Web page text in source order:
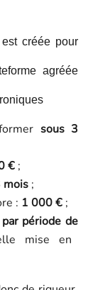
créée pour
agréée
sous 3
€ ;
mois;
: 1 000 €;
période de
mise en